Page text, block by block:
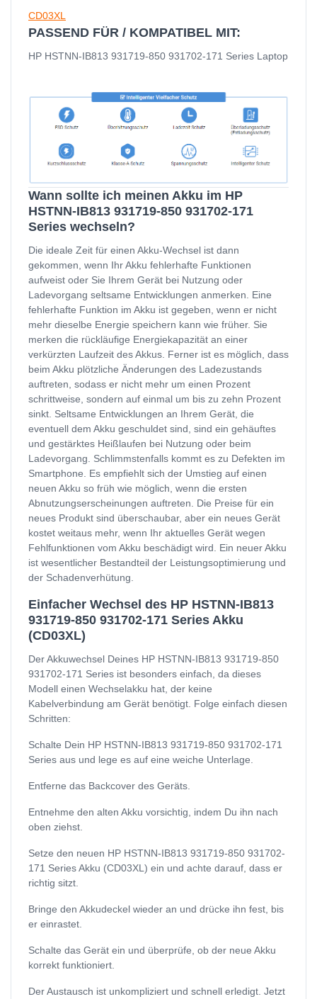
CD03XL
PASSEND FÜR / KOMPATIBEL MIT:
HP HSTNN-IB813 931719-850 931702-171 Series Laptop
Wann sollte ich meinen Akku im HP
HSTNN-IB813 931719-850 931702-171
Series wechseln?
Die ideale Zeit für einen Akku-Wechsel ist dann
gekommen, wenn Ihr Akku fehlerhafte Funktionen
aufweist oder Sie Ihrem Gerät bei Nutzung oder
Ladevorgang seltsame Entwicklungen anmerken. Eine
fehlerhafte Funktion im Akku ist gegeben, wenn er nicht
mehr dieselbe Energie speichern kann wie früher. Sie
merken die rückläufige Energiekapazität an einer
verkürzten Laufzeit des Akkus. Ferner ist es möglich, dass
beim Akku plötzliche Änderungen des Ladezustands
auftreten, sodass er nicht mehr um einen Prozent
schrittweise, sondern auf einmal um bis zu zehn Prozent
sinkt. Seltsame Entwicklungen an Ihrem Gerät, die
eventuell dem Akku geschuldet sind, sind ein gehäuftes
und gestärktes Heißlaufen bei Nutzung oder beim
Ladevorgang. Schlimmstenfalls kommt es zu Defekten im
Smartphone. Es empfiehlt sich der Umstieg auf einen
neuen Akku so früh wie möglich, wenn die ersten
Abnutzungserscheinungen auftreten. Die Preise für ein
neues Produkt sind überschaubar, aber ein neues Gerät
kostet weitaus mehr, wenn Ihr aktuelles Gerät wegen
Fehlfunktionen vom Akku beschädigt wird. Ein neuer Akku
ist wesentlicher Bestandteil der Leistungsoptimierung und
der Schadenverhütung.
Einfacher Wechsel des HP HSTNN-IB813
931719-850 931702-171 Series Akku
(CD03XL)
Der Akkuwechsel Deines HP HSTNN-IB813 931719-850
931702-171 Series ist besonders einfach, da dieses
Modell einen Wechselakku hat, der keine
Kabelverbindung am Gerät benötigt. Folge einfach diesen
Schritten:
Schalte Dein HP HSTNN-IB813 931719-850 931702-171
Series aus und lege es auf eine weiche Unterlage.
Entferne das Backcover des Geräts.
Entnehme den alten Akku vorsichtig, indem Du ihn nach
oben ziehst.
Setze den neuen HP HSTNN-IB813 931719-850 931702-
171 Series Akku (CD03XL) ein und achte darauf, dass er
richtig sitzt.
Bringe den Akkudeckel wieder an und drücke ihn fest, bis
er einrastet.
Schalte das Gerät ein und überprüfe, ob der neue Akku
korrekt funktioniert.
Der Austausch ist unkompliziert und schnell erledigt. Jetzt